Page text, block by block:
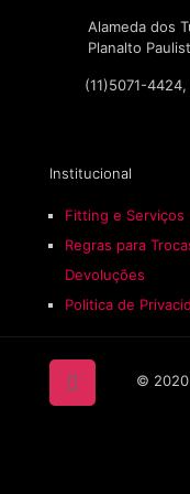
ser
escolhidas
página
Alameda dos
Planalto
(11)5071-
Institucional
Fitting e Serviços
Regras para
Devoluções
Politica de
© 2020